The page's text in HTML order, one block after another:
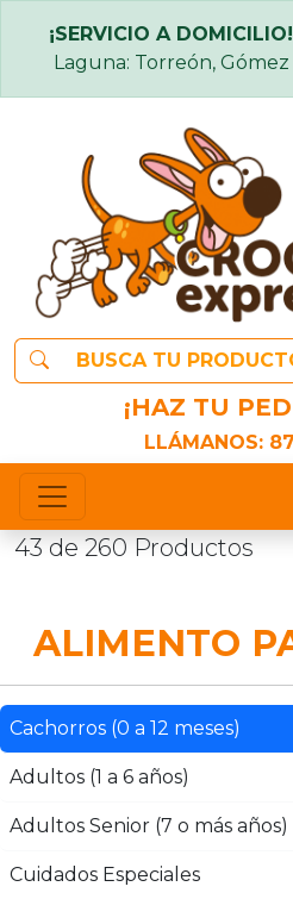
¡SERVICIO A DOMICILIO!
Laguna: Torreón,
¡HAZ TU
LLÁMANOS:
43 de 260 Productos
ALIMENTO
Cachorros (0 a 12 meses)
Adultos (1 a 6 años)
Adultos Senior (7 o más años)
Cuidados Especiales